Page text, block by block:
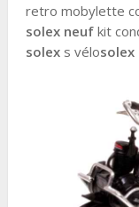
retro mobylette
solex neufkit
solexs vélosolex